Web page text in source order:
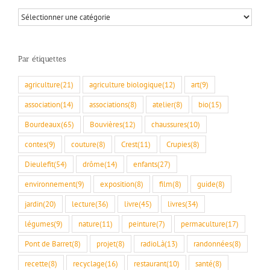
Par
rubriques
Par étiquettes
agriculture(21) agriculture biologique(12) art(9)
association(14) associations(8) atelier(8) bio(15)
Bourdeaux(65) Bouvières(12) chaussures(10)
contes(9) couture(8) Crest(11) Crupies(8)
Dieulefit(54) drôme(14) enfants(27)
environnement(9) exposition(8) film(8) guide(8)
jardin(20) lecture(36) livre(45) livres(34)
légumes(9) nature(11) peinture(7) permaculture(17)
Pont de Barret(8) projet(8) radioLà(13) randonnées(8)
recette(8) recyclage(16) restaurant(10) santé(8)